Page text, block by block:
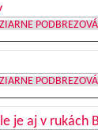
PODBREZOVÁ
PODBREZOVÁ
je aj v rukách